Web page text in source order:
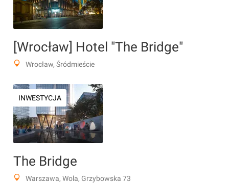
[Wrocław] Hotel "The Bridge"
Wrocław, Śródmieście
INWESTYCJA
The Bridge
Warszawa, Wola, Grzybowska 73